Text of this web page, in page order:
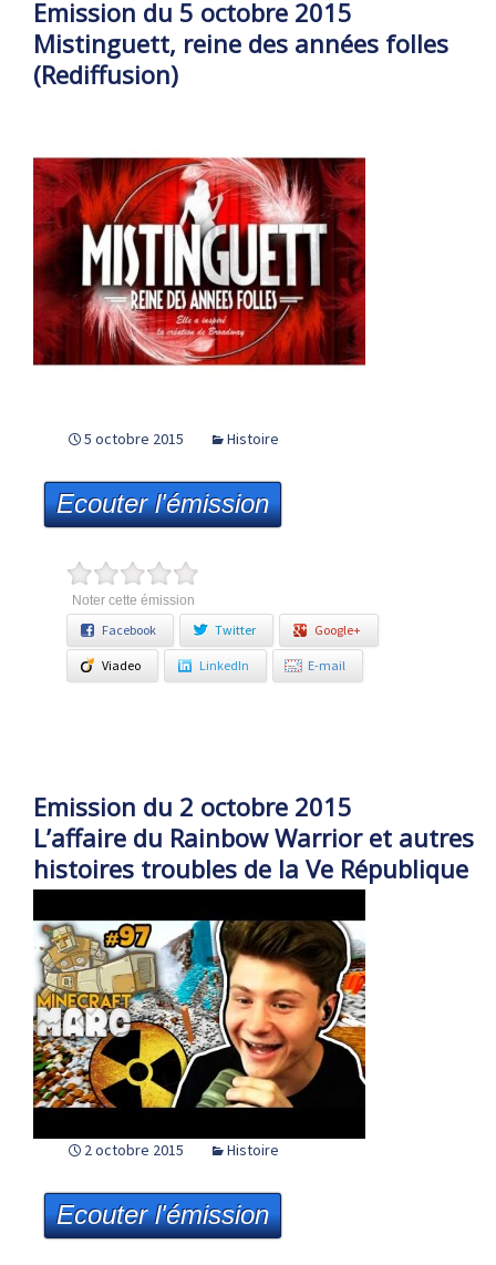
Emission du 5 octobre 2015
Mistinguett, reine des années folles
(Rediffusion)
5 octobre 2015 Histoire
Ecouter l'émission
Noter cette émission
Facebook Twitter Google+
Viadeo LinkedIn E-mail
Emission du 2 octobre 2015
L’affaire du Rainbow Warrior et autres
histoires troubles de la Ve République
2 octobre 2015 Histoire
Ecouter l'émission